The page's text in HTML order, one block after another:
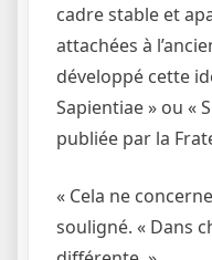
cadre stable et
attachées à
développé cette
Sapientiae » ou «
publiée par la
« Cela ne
souligné. « Dans